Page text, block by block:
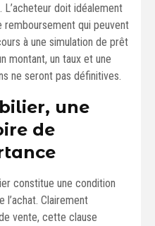
L’acheteur doit idéalement
remboursement qui peuvent
à une simulation de prêt
montant, un taux et une
ne seront pas définitives.
une
de
constitue une condition
l’achat. Clairement
vente, cette clause